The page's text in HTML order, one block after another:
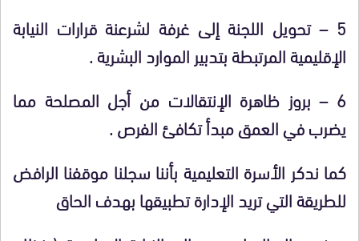
5 – تحويل اللجنة إلى غرفة لشرعنة قرارات النيابة
الإقليمية المرتبطة بتدبير الموارد البشرية .
6 – بروز ظاهرة الإنتقالات من أجل المصلحة مما
يضرب في العمق مبدأ تكافئ الفرص .
كما ندكر الأسرة التعليمية بأننا سجلنا موقفنا الرافض
للطريقة التي تريد الإدارة تطبيقها بهدف الحاق